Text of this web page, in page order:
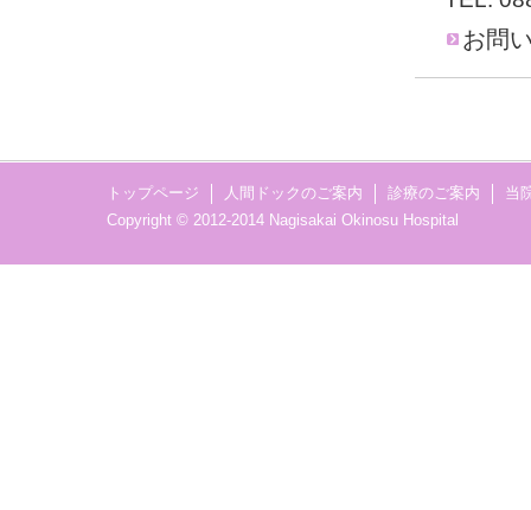
お問
トップページ 人間ドックのご案内 診療のご案内
当
Copyright © 2012-2014 Nagisakai Okinosu Hospital